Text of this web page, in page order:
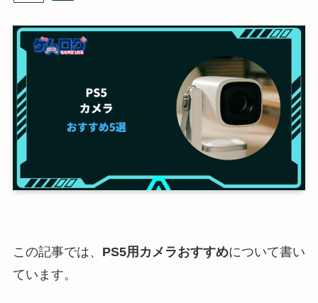
この記事では、 PS5用カメラおすすめについて書い
ています。